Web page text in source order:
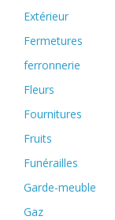
Extérieur
Fermetures
ferronnerie
Fleurs
Fournitures
Fruits
Funérailles
Garde-meuble
Gaz